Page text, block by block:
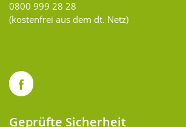
0800 999 28 28
(kostenfrei aus dem dt. Netz)
Geprüfte Sicherheit